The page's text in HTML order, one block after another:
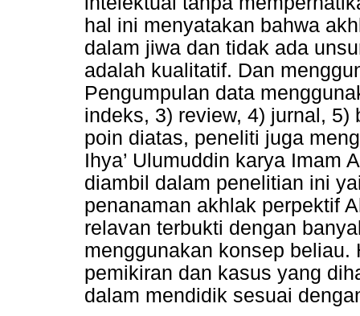
hal ini menyatakan bahwa
dalam jiwa dan tidak ada
adalah kualitatif. Dan
Pengumpulan data
indeks, 3) review, 4) jurnal,
poin diatas, peneliti juga
Ihya’ Ulumuddin karya Imam
diambil dalam penelitian ini
penanaman akhlak perpektif
relavan terbukti dengan
menggunakan konsep
pemikiran dan kasus yang
dalam mendidik sesuai